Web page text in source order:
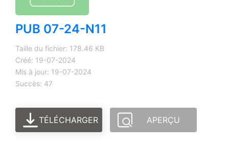
PUB 07-24-N11
Taille du fichier: 178.46 KB
Créé: 19-07-2024
Mis à jour: 19-07-2024
Succès: 47
TÉLÉCHARGER APERÇU